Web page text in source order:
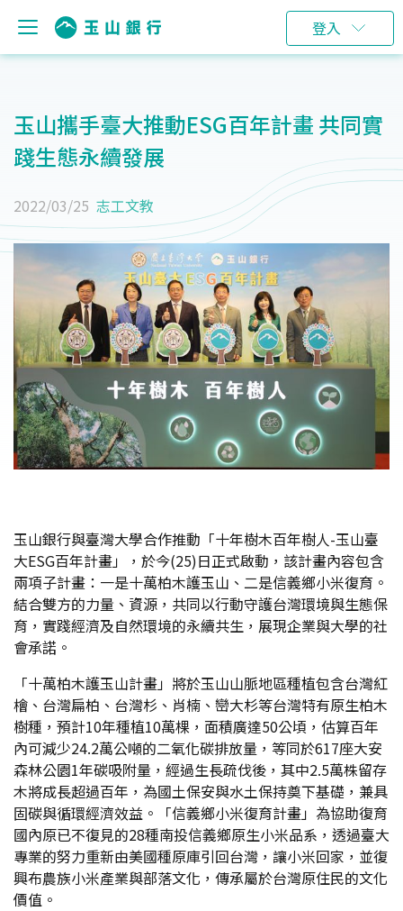
登入
玉山攜手臺大推動ESG百年計畫 共同實
踐生態永續發展
2022/03/25 志工文教
玉山銀行與臺灣大學合作推動「十年樹木百年樹人-玉山臺
大ESG百年計畫」，於今(25)日正式啟動，該計畫內容包含
兩項子計畫：一是十萬柏木護玉山、二是信義鄉小米復育。
結合雙方的力量、資源，共同以行動守護台灣環境與生態保
育，實踐經濟及自然環境的永續共生，展現企業與大學的社
會承諾。
「十萬柏木護玉山計畫」將於玉山山脈地區種植包含台灣紅
檜、台灣扁柏、台灣杉、肖楠、巒大杉等台灣特有原生柏木
樹種，預計10年種植10萬棵，面積廣達50公頃，估算百年
內可減少24.2萬公噸的二氧化碳排放量，等同於617座大安
森林公園1年碳吸附量，經過生長疏伐後，其中2.5萬株留存
木將成長超過百年，為國土保安與水土保持奠下基礎，兼具
固碳與循環經濟效益。「信義鄉小米復育計畫」為協助復育
國內原已不復見的28種南投信義鄉原生小米品系，透過臺大
專業的努力重新由美國種原庫引回台灣，讓小米回家，並復
興布農族小米產業與部落文化，傳承屬於台灣原住民的文化
價值。